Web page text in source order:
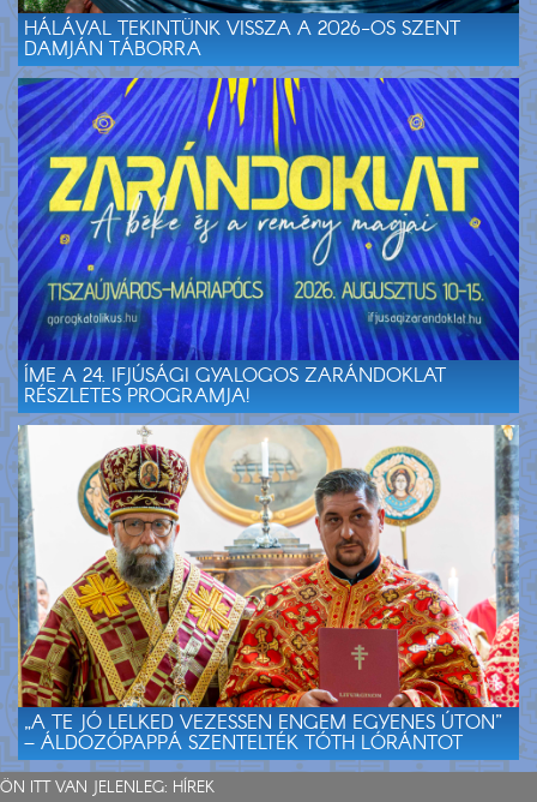
HÁLÁVAL TEKINTÜNK VISSZA A 2026-OS SZENT
DAMJÁN TÁBORRA
ÍME A 24. IFJÚSÁGI GYALOGOS ZARÁNDOKLAT
RÉSZLETES PROGRAMJA!
„A TE JÓ LELKED VEZESSEN ENGEM EGYENES ÚTON”
– ÁLDOZÓPAPPÁ SZENTELTÉK TÓTH LÓRÁNTOT
ÖN ITT VAN JELENLEG: HÍREK